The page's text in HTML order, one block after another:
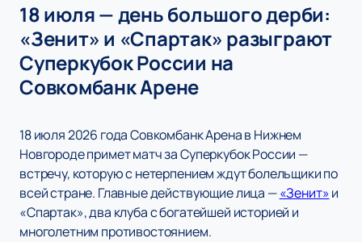
18 июля — день большого дерби:
«Зенит» и «Спартак» разыграют
Суперкубок России на
Совкомбанк Арене
18 июля 2026 года Совкомбанк Арена в Нижнем
Новгороде примет матч за Суперкубок России —
встречу, которую с нетерпением ждут болельщики по
всей стране. Главные действующие лица —«Зенит»и
«Спартак», два клуба с богатейшей историей и
многолетним противостоянием.